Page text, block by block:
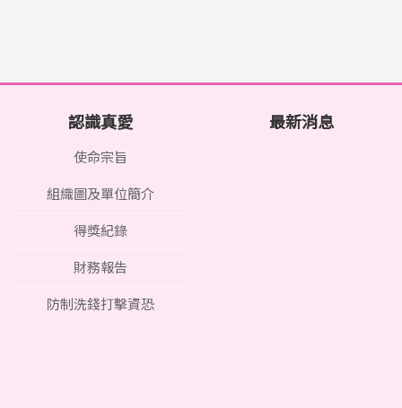
認識真愛
使命宗旨
組織圖及單位簡介
得獎紀錄
財務報告
防制洗錢打擊資恐
最新消息